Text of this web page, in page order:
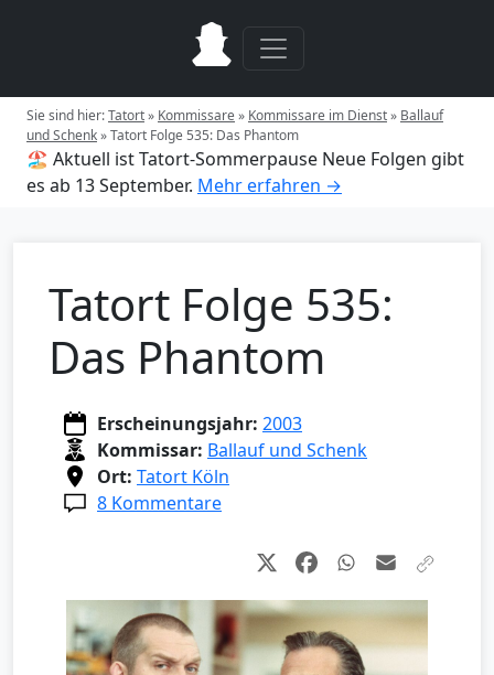
Sie sind hier:Tatort» Kommissare» Kommissare im Dienst» Ballauf
und Schenk»Tatort Folge 535: Das Phantom
🏖️ Aktuell ist Tatort-Sommerpause Neue Folgen gibt
es ab 13 September. Mehr erfahren →
Tatort Folge 535:
Das Phantom
Erscheinungsjahr: 2003
Kommissar: Ballauf und Schenk
Ort: Tatort Köln
8 Kommentare